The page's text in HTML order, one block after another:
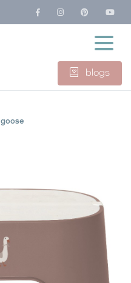
blogs